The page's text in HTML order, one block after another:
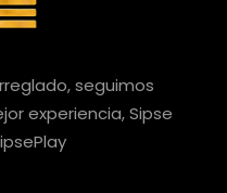
seguimos
experiencia, Sipse